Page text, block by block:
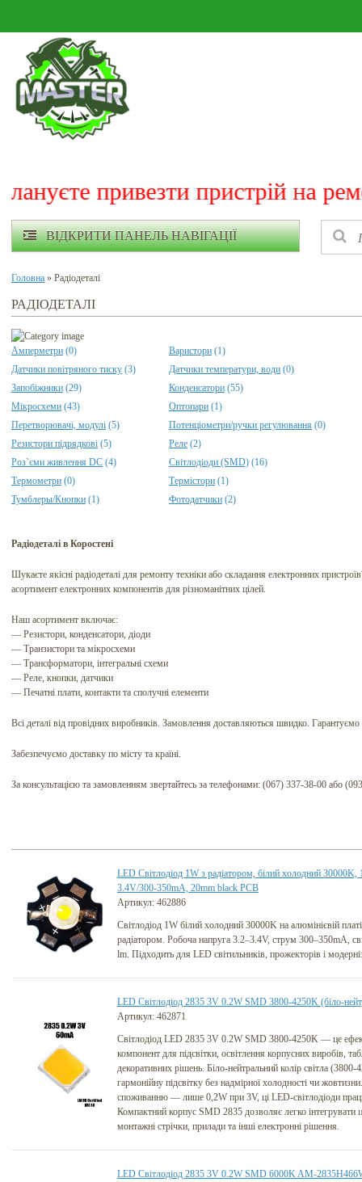
на ремонт,
ВІДКРИТИ ПАНЕЛЬ НАВІГАЦІЇ
Головна » Радіодеталі
РАДІОДЕТАЛІ
Амперметри (0) Варистори (1)
Датчики повітряного тиску (3) Датчики температури, води (0)
Запобіжники (29) Конденсатори (55)
Мікросхеми (43) Оптопари (1)
Перетворювачі, модулі (5) Потенціометри/ручки регулювання (0)
Резистори підрядкові (5) Реле (2)
Роз`єми живлення DC (4) Світлодіоди (SMD) (16)
Термометри (0) Термістори (1)
Тумблеры/Кнопки (1) Фотодатчики (2)
Радіодеталі в Коростені
Шукаєте якісні радiодеталi для ремонту техніки або складання електронних
асортимент електронних компонентів для різноманітних цілей.
Наш асортимент включає:
— Резистори, конденсатори, діоди
— Транзистори та мікросхеми
— Трансформатори, інтегральні схеми
— Реле, кнопки, датчики
— Печатні плати, контакти та сполучні елементи
Всі деталі від провідних виробників. Замовлення доставляються швидко.
Забезпечуємо доставку по місту та країні.
За консультацією та замовленням звертайтесь за телефонами: (067) 337-38-00 або
LED Світлодіод 1W з радіатором, білий холодний
3.4V/300-350mA, 20mm black PCB
Артикул: 462886
Світлодіод 1W білий холодний 30000K на алюмінієвій
радіатором. Робоча напруга 3.2–3.4V, струм 300–350mA,
lm. Підходить для LED світильників, прожекторів і
LED Світлодіод 2835 3V 0.2W SMD 3800-4250K (біло-
Артикул: 462871
Світлодіод LED 2835 3V 0.2W SMD 3800-4250K — це
компонент для підсвітки, освітлення корпусних виробів,
декоративних рішень. Біло-нейтральний колір світла
гармонійну підсвітку без надмірної холодності чи
споживанню — лише 0,2W при 3V, ці LED-світлодіоди
Компактний корпус SMD 2835 дозволяє легко інтегрувати
монтажні стрічки, прилади та інші електронні рішення.
LED Світлодіод 2835 3V 0.2W SMD 6000K AM-